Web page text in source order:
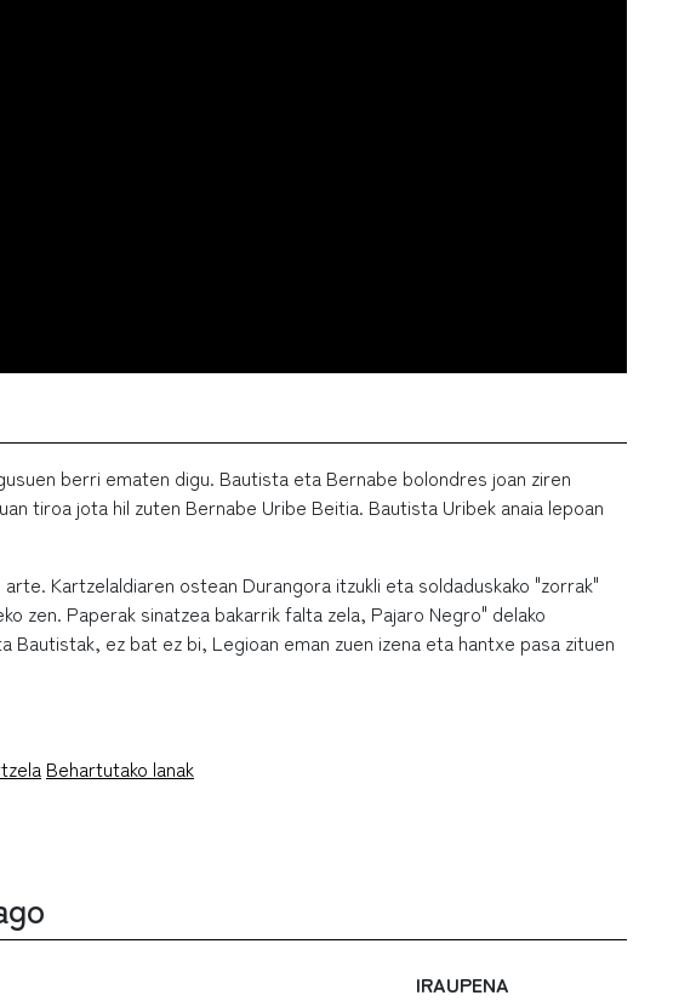
berri ematen digu. Bautista eta Bernabe bolondres joan ziren
tiroa jota hil zuten Bernabe Uribe Beitia. Bautista Uribek anaia lepoan
Kartzelaldiaren ostean Durangora itzukli eta soldaduskako "zorrak"
zen. Paperak sinatzea bakarrik falta zela, Pajaro Negro" delako
Bautistak, ez bat ez bi, Legioan eman zuen izena eta hantxe pasa zituen
Behartutako lanak
IRAUPENA